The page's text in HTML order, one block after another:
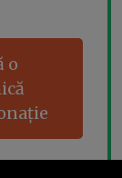
o